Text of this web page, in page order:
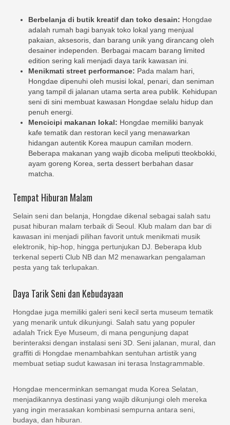
Berbelanja di butik kreatif dan toko desain: Hongdae
adalah rumah bagi banyak toko lokal yang menjual
pakaian, aksesoris, dan barang unik yang dirancang oleh
desainer independen. Berbagai macam barang limited
edition sering kali menjadi daya tarik kawasan ini.
Menikmati street performance: Pada malam hari,
Hongdae dipenuhi oleh musisi lokal, penari, dan seniman
yang tampil di jalanan utama serta area publik. Kehidupan
seni di sini membuat kawasan Hongdae selalu hidup dan
penuh energi.
Mencicipi makanan lokal: Hongdae memiliki banyak
kafe tematik dan restoran kecil yang menawarkan
hidangan autentik Korea maupun camilan modern.
Beberapa makanan yang wajib dicoba meliputi tteokbokki,
ayam goreng Korea, serta dessert berbahan dasar
matcha.
Tempat Hiburan Malam
Selain seni dan belanja, Hongdae dikenal sebagai salah satu
pusat hiburan malam terbaik di Seoul. Klub malam dan bar di
kawasan ini menjadi pilihan favorit untuk menikmati musik
elektronik, hip-hop, hingga pertunjukan DJ. Beberapa klub
terkenal seperti Club NB dan M2 menawarkan pengalaman
pesta yang tak terlupakan.
Daya Tarik Seni dan Kebudayaan
Hongdae juga memiliki galeri seni kecil serta museum tematik
yang menarik untuk dikunjungi. Salah satu yang populer
adalah Trick Eye Museum, di mana pengunjung dapat
berinteraksi dengan instalasi seni 3D. Seni jalanan, mural, dan
graffiti di Hongdae menambahkan sentuhan artistik yang
membuat setiap sudut kawasan ini terasa Instagrammable.
Hongdae mencerminkan semangat muda Korea Selatan,
menjadikannya destinasi yang wajib dikunjungi oleh mereka
yang ingin merasakan kombinasi sempurna antara seni,
budaya, dan hiburan.